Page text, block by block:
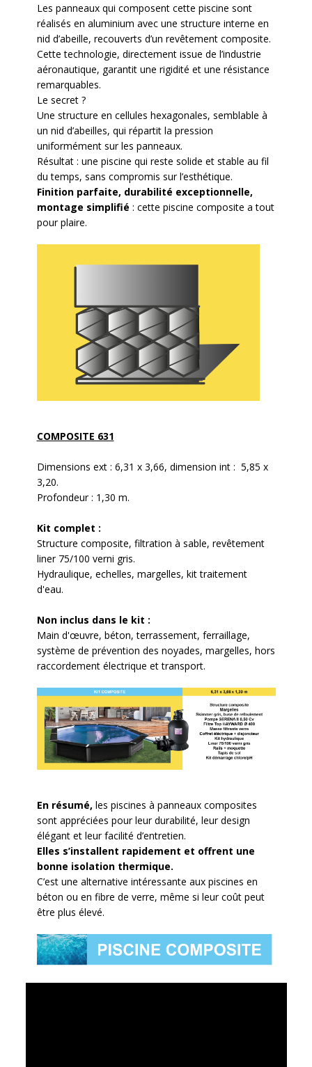
Les panneaux qui composent cette piscine sont
réalisés en aluminium avec une structure interne en
nid d’abeille, recouverts d’un revêtement composite.
Cette technologie, directement issue de l’industrie
aéronautique, garantit une rigidité et une résistance
remarquables.
Le secret ?
Une structure en cellules hexagonales, semblable à
un nid d’abeilles, qui répartit la pression
uniformément sur les panneaux.
Résultat : une piscine qui reste solide et stable au fil
du temps, sans compromis sur l’esthétique.
Finition parfaite, durabilité exceptionnelle,
montage simplifié : cette piscine composite a tout
pour plaire.
COMPOSITE 631
Dimensions ext : 6,31 x 3,66, dimension int : 5,85 x
3,20.
Profondeur : 1,30 m.
Kit complet :
Structure composite, filtration à sable, revêtement
liner 75/100 verni gris.
Hydraulique, echelles, margelles, kit traitement
d'eau.
Non inclus dans le kit :
Main d'œuvre, béton, terrassement, ferraillage,
système de prévention des noyades, margelles, hors
raccordement électrique et transport.
En résumé, les piscines à panneaux composites
sont appréciées pour leur durabilité, leur design
élégant et leur facilité d’entretien.
Elles s’installent rapidement et offrent une
bonne isolation thermique.
C’est une alternative intéressante aux piscines en
béton ou en fibre de verre, même si leur coût peut
être plus élevé.